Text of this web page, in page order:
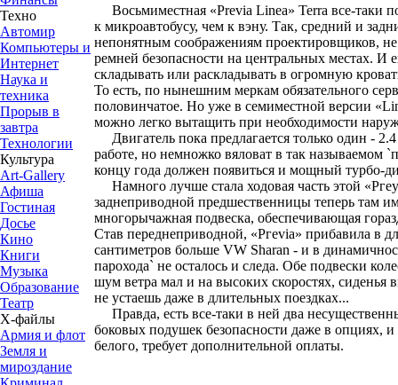
Техно
Автомир
Компьютеры и
Интернет
Наука и
техника
Прорыв в
завтра
Технологии
Культура
Art-Gallery
Афиша
Гостиная
Досье
Кино
Книги
Музыка
Образование
Театр
Х-файлы
Армия и флот
Земля и
мироздание
Восьмиместная «Previa Linea» Terra все-таки
к микроавтобусу, чем к вэну. Так, средний и
непонятным соображениям проектировщиков,
ремней безопасности на центральных местах. И
складывать или раскладывать в огромную
То есть, по нынешним меркам обязательного
половинчатое. Но уже в семиместной версии
можно легко вытащить при необходимости
Двигатель пока предлагается только один -
работе, но немножко вяловат в так называемом
концу года должен появиться и мощный турбо-
Намного лучше стала ходовая часть этой
заднеприводной предшественницы теперь там
многорычажная подвеска, обеспечивающая
Став переднеприводной, «Ргеviа» прибавила в
сантиметров больше VW Sharan - и в
парохода` не осталось и следа. Обе подвески
шум ветра мал и на высоких скоростях, сиденья
не устаешь даже в длительных поездках...
Правда, есть все-таки в ней два
боковых подушек безопасности даже в опциях,
белого, требует дополнительной оплаты.